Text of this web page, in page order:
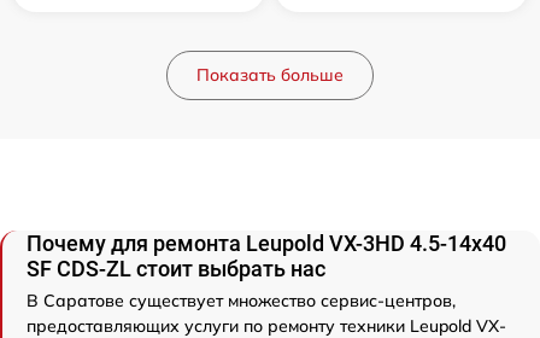
Показать больше
Почему для ремонта Leupold VX-3HD 4.5-14x40
SF CDS-ZL стоит выбрать нас
В Саратове существует множество сервис-центров,
предоставляющих услуги по ремонту техники Leupold VX-